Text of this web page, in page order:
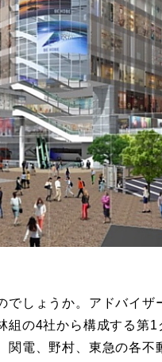
でしょうか。アドバイザ
組の4社から構成する第1
電、野村、東急の各不